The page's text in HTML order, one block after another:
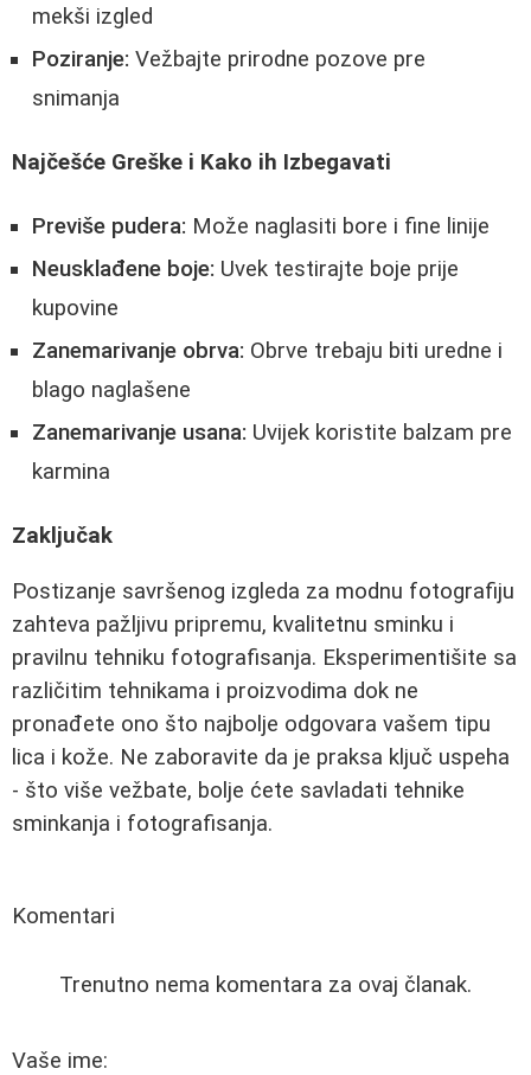
mekši izgled
Poziranje: Vežbajte prirodne pozove pre
snimanja
Najčešće Greške i Kako ih Izbegavati
Previše pudera: Može naglasiti bore i fine linije
Neusklađene boje: Uvek testirajte boje prije
kupovine
Zanemarivanje obrva: Obrve trebaju biti uredne i
blago naglašene
Zanemarivanje usana: Uvijek koristite balzam pre
karmina
Zaključak
Postizanje savršenog izgleda za modnu fotografiju
zahteva pažljivu pripremu, kvalitetnu sminku i
pravilnu tehniku fotografisanja. Eksperimentišite sa
različitim tehnikama i proizvodima dok ne
pronađete ono što najbolje odgovara vašem tipu
lica i kože. Ne zaboravite da je praksa ključ uspeha
- što više vežbate, bolje ćete savladati tehnike
sminkanja i fotografisanja.
Komentari
Trenutno nema komentara za ovaj članak.
Vaše ime: